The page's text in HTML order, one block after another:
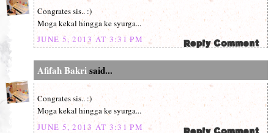
Congrates sis.. :)
Moga kekal hingga ke syurga...
JUNE 5, 2013 AT 3:31 PM
Afifah Bakrisaid...
Congrates sis.. :)
Moga kekal hingga ke syurga...
JUNE 5, 2013 AT 3:31 PM